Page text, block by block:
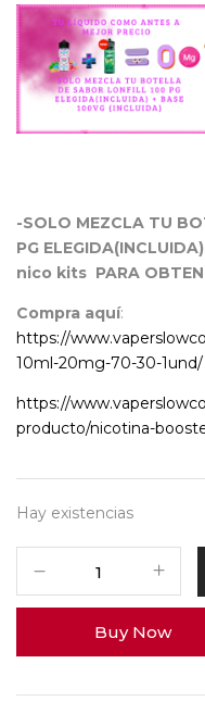
-SOLO MEZCLA TU
PG
nico kits PARA
Compra aquí:
https://
10ml-20mg-70-30-1und/
https://
producto/nicotina-
Hay existencias
Buy Now